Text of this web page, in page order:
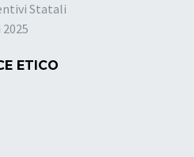
Statali
ETICO